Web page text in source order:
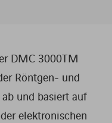
DMC 3000TM
Röntgen- und
und basiert auf
elektronischen